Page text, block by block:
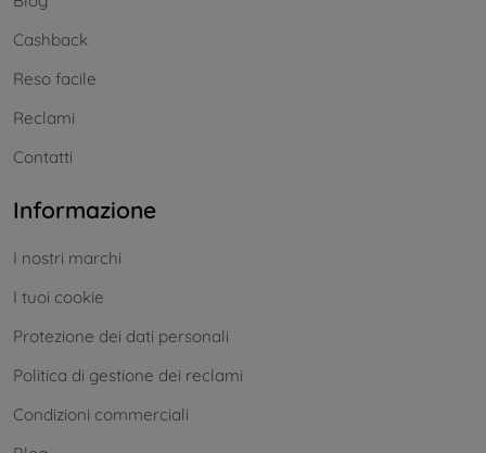
Cashback
Reso facile
Reclami
Contatti
Informazione
I nostri marchi
I tuoi cookie
Protezione dei dati personali
Politica di gestione dei reclami
Condizioni commerciali